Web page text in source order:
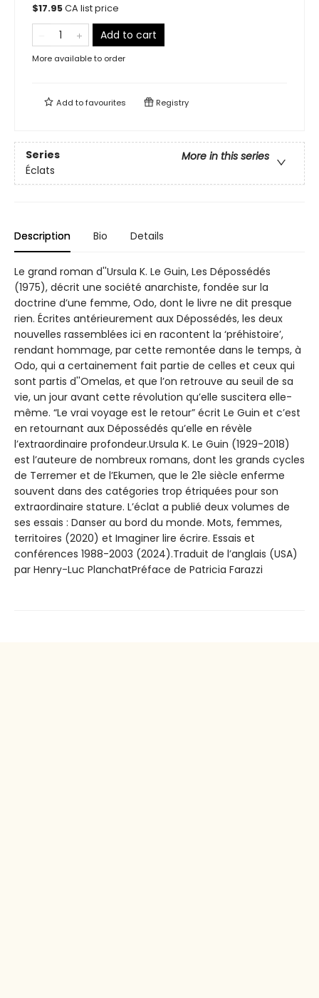
$17.95CA list price
Add to cart
More available to order
Add tofavourites Registry
Series
More in this series
Éclats
Description Bio Details
Le grand roman d''Ursula K. Le Guin, Les Dépossédés
(1975), décrit une société anarchiste, fondée sur la
doctrine d’une femme, Odo, dont le livre ne dit presque
rien. Écrites antérieurement aux Dépossédés, les deux
nouvelles rassemblées ici en racontent la ‘préhistoire’,
rendant hommage, par cette remontée dans le temps, à
Odo, qui a certainement fait partie de celles et ceux qui
sont partis d''Omelas, et que l’on retrouve au seuil de sa
vie, un jour avant cette révolution qu’elle suscitera elle-
même. “Le vrai voyage est le retour” écrit Le Guin et c’est
en retournant aux Dépossédés qu’elle en révèle
l’extraordinaire profondeur.Ursula K. Le Guin (1929-2018)
est l’auteure de nombreux romans, dont les grands cycles
de Terremer et de l’Ekumen, que le 21e siècle enferme
souvent dans des catégories trop étriquées pour son
extraordinaire stature. L’éclat a publié deux volumes de
ses essais : Danser au bord du monde. Mots, femmes,
territoires (2020) et Imaginer lire écrire. Essais et
conférences 1988-2003 (2024).Traduit de l’anglais (USA)
par Henry-Luc PlanchatPréface de Patricia Farazzi